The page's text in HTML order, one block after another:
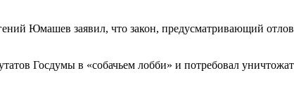
Юмашев заявил, что закон, предусматривающий